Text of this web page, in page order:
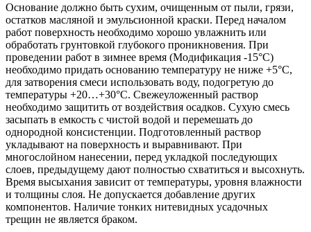
Основание должно быть сухим, очищенным от пыли, грязи,
остатков масляной и эмульсионной краски. Перед началом
работ поверхность необходимо хорошо увлажнить или
обработать грунтовкой глубокого проникновения. При
проведении работ в зимнее время (Модификация -15°С)
необходимо придать основанию температуру не ниже +5°С,
для затворения смеси использовать воду, подогретую до
температуры +20…+30°С. Свежеуложенный раствор
необходимо защитить от воздействия осадков. Сухую смесь
засыпать в емкость с чистой водой и перемешать до
однородной консистенции. Подготовленный раствор
укладывают на поверхность и выравнивают. При
многослойном нанесении, перед укладкой последующих
слоев, предыдущему дают полностью схватиться и высохнуть.
Время высыхания зависит от температуры, уровня влажности
и толщины слоя. Не допускается добавление других
компонентов. Наличие тонких нитевидных усадочных
трещин не является браком.